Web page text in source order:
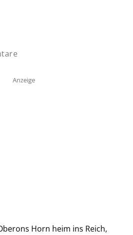
Anzeige
Horn heim ins Reich,